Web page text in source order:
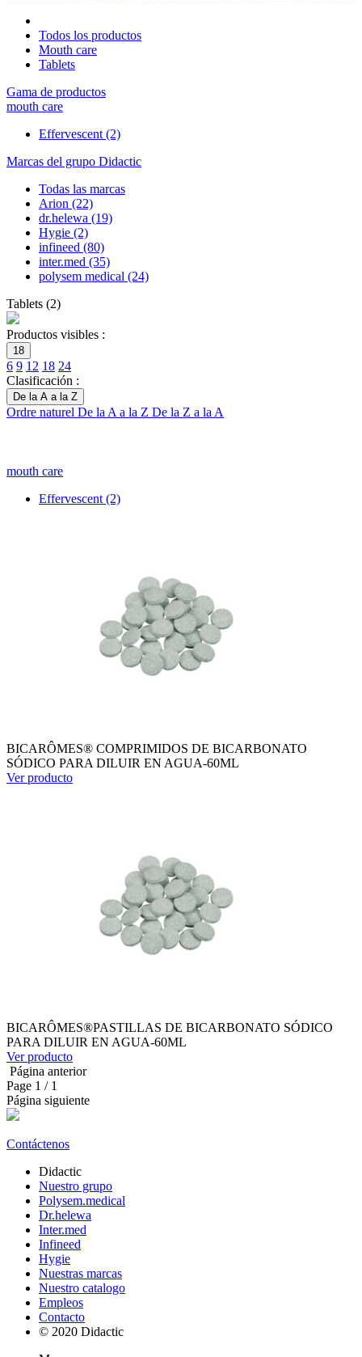
Todos los productos
Mouth care
Tablets
Gama de productos
mouth care
Effervescent (2)
Marcas del grupo Didactic
Todas las marcas
Arion (22)
dr.helewa (19)
Hygie (2)
infineed (80)
inter.med (35)
polysem medical (24)
Tablets (2)
Productos visibles :
18
6 9 12 18 24
Clasificación :
De la A a la Z
Ordre naturel De la A a la Z De la Z a la A
mouth care
Effervescent (2)
BICARÔMES® COMPRIMIDOS DE BICARBONATO
SÓDICO PARA DILUIR EN AGUA-60ML
Ver producto
BICARÔMES®PASTILLAS DE BICARBONATO SÓDICO
PARA DILUIR EN AGUA-60ML
Ver producto
Página anterior
Page 1 / 1
Página siguiente
Contáctenos
Didactic
Nuestro grupo
Polysem.medical
Dr.helewa
Inter.med
Infineed
Hygie
Nuestras marcas
Nuestro catalogo
Empleos
Contacto
© 2020 Didactic